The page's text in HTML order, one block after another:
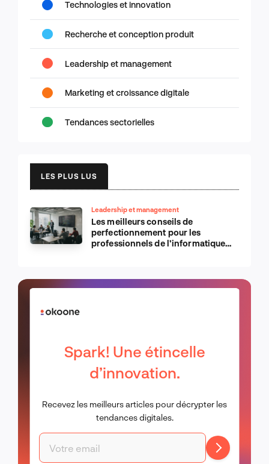
Technologies et innovation
Recherche et conception produit
Leadership et management
Marketing et croissance digitale
Tendances sectorielles
LES PLUS LUS
Leadership et management
Les meilleurs conseils de
perfectionnement pour les
professionnels de l’informatique
Spark! Une étincelle
d’innovation.
Recevez les meilleurs articles pour décrypter les
tendances digitales.